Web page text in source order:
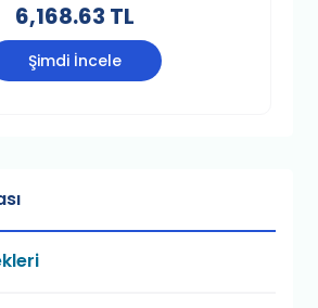
6,168.63 TL
Şimdi İncele